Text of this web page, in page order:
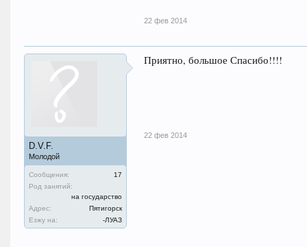
22 фев 2014
D.V.F.
Молодой
Сообщения:
17
Род занятий:
на государство
Адрес:
Пятигорск
Езжу на:
-ЛУАЗ
Приятно, большое Спасибо!!!!
22 фев 2014